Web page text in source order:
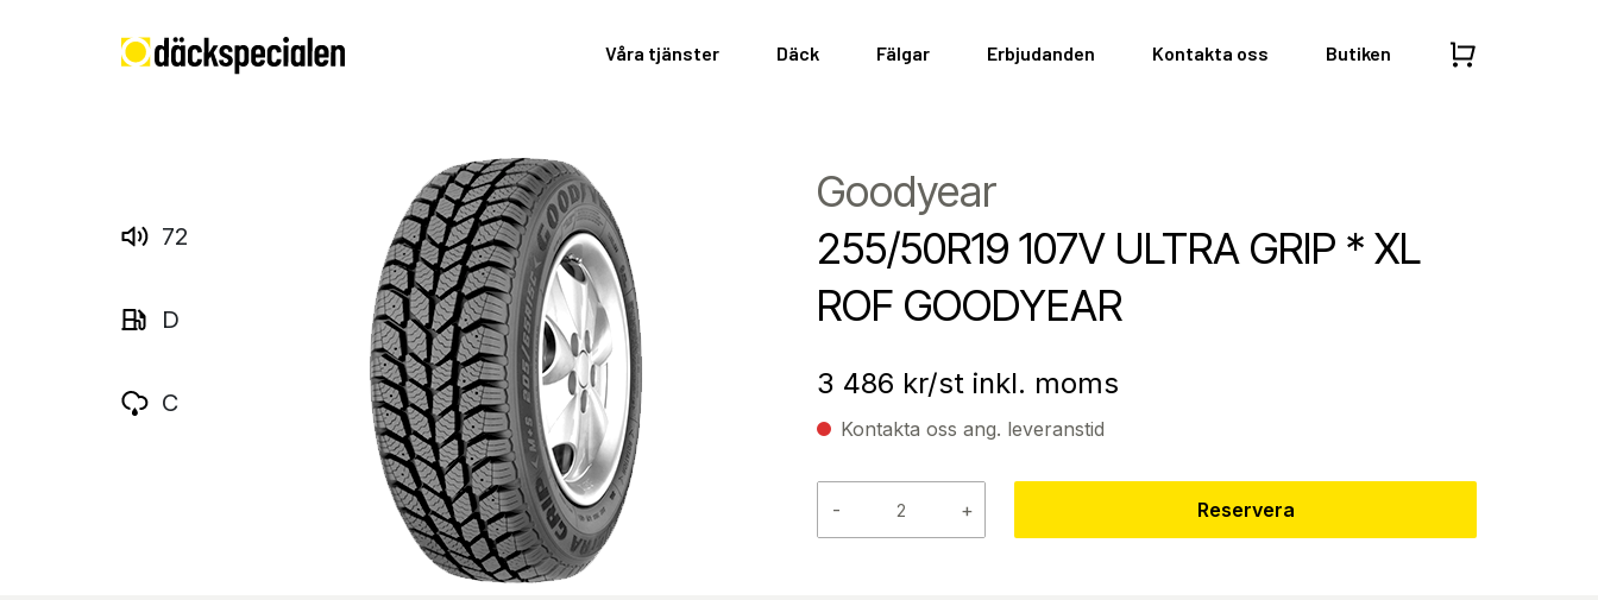
Våra tjänster Däck Fälgar Erbjudanden Kontakta oss Butiken
72
D
C
Goodyear
255/50R19 107V ULTRA GRIP * XL
ROF GOODYEAR
3 486 kr/st inkl. moms
Kontakta oss ang. leveranstid
- + Reservera